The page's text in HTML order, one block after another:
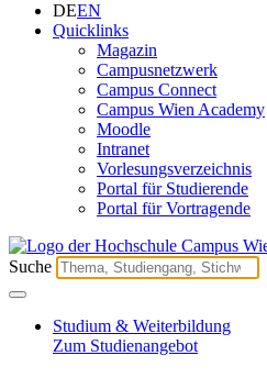
DEEN
Quicklinks
Magazin
Campusnetzwerk
Campus Connect
Campus Wien Academy
Moodle
Intranet
Vorlesungsverzeichnis
Portal für Studierende
Portal für Vortragende
Suche
Studium & Weiterbildung
Zum Studienangebot